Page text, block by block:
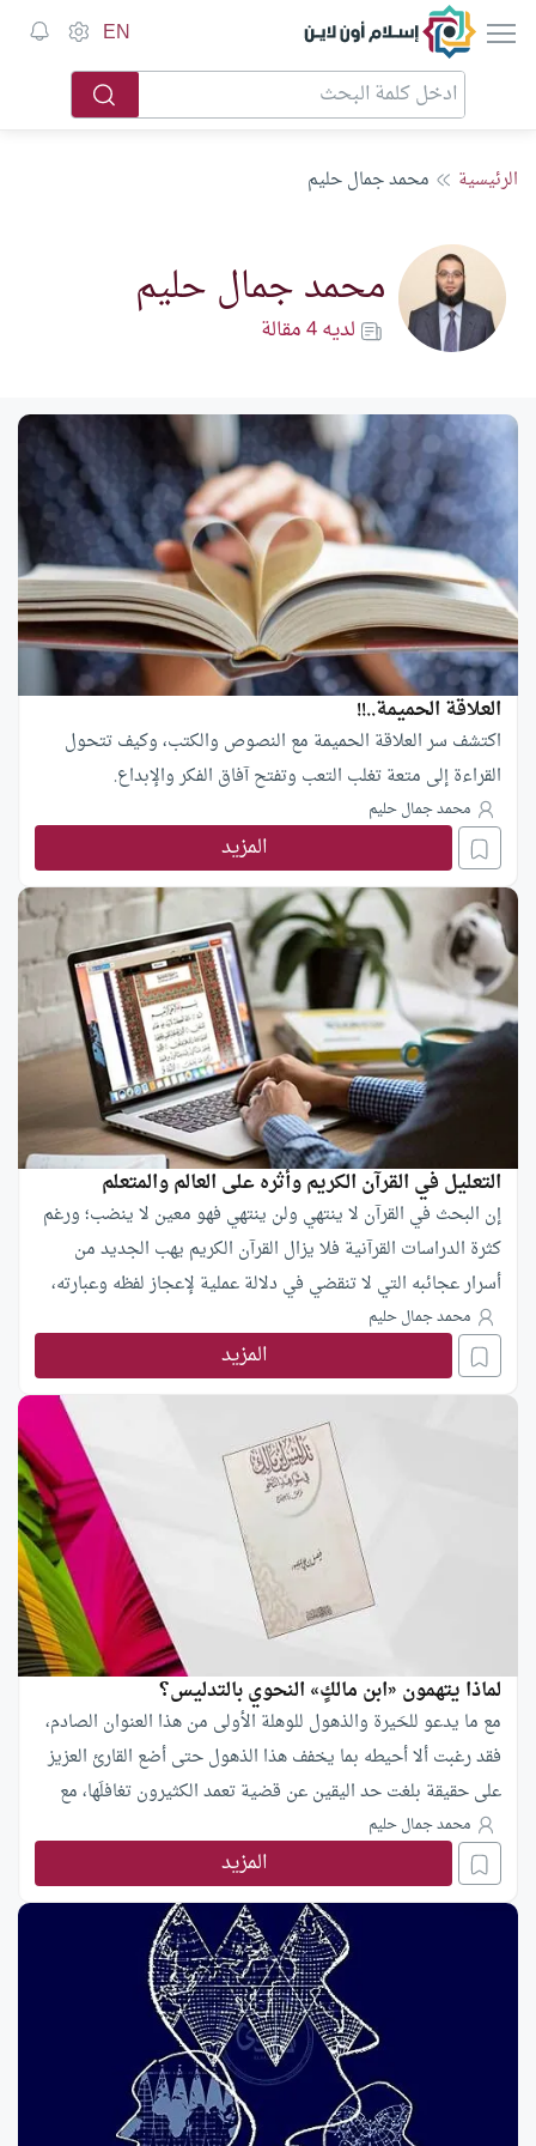
إسلام أون لاين EN
الرئيسية محمد جمال حليم
محمد جمال حليم
لديه 4 مقالة
العلاقة الحميمة..!!
اكتشف سر العلاقة الحميمة مع النصوص والكتب، وكيف تتحول
القراءة إلى متعة تغلب التعب وتفتح آفاق الفكر والإبداع.
محمد جمال حليم
المزيد
التعليل في القرآن الكريم وأثره على العالم والمتعلم
إن البحث في القرآن لا ينتهي ولن ينتهي فهو معين لا ينضب؛ ورغم
كثرة الدراسات القرآنية فلا يزال القرآن الكريم يهب الجديد من
أسرار عجائبه التي لا تنقضي في دلالة عملية لإعجاز لفظه وعبارته،
وفي دراسة جامعية جديدة عن أسلوب التعليل في القرآن، أكدت
الباحثة الفلسطينية نجوى نايف عبد النبي شكوكاني أهمية الدرس
البلاغي للقرآن
محمد جمال حليم
المزيد
لماذا يتهمون «ابن مالكٍ» النحوي بالتدليس؟
مع ما يدعو للحَيرة والذهول للوهلة الأولى من هذا العنوان الصادم،
فقد رغبت ألا أحيطه بما يخفف هذا الذهول حتى أضع القارئ العزيز
على حقيقة بلغت حد اليقين عن قضية تعمد الكثيرون تغافلَها، مع
وقوع الشك في نفوسهم تجاهها.
محمد جمال حليم
المزيد